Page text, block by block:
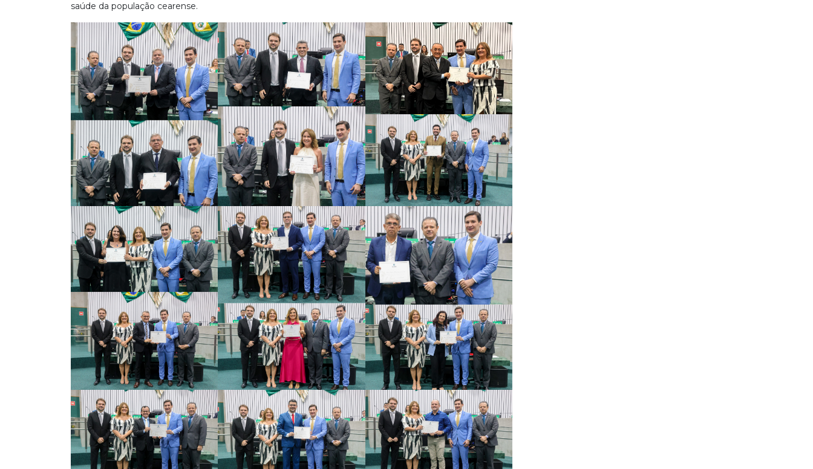
saúde da população cearense.